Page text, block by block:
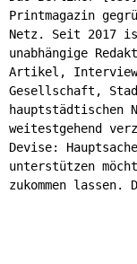
Printmagazin
Netz. Seit 2017
unabhängige
Artikel,
Gesellschaft,
hauptstädtischen
weitestgehend
Devise:
unterstützen
zukommen lassen.